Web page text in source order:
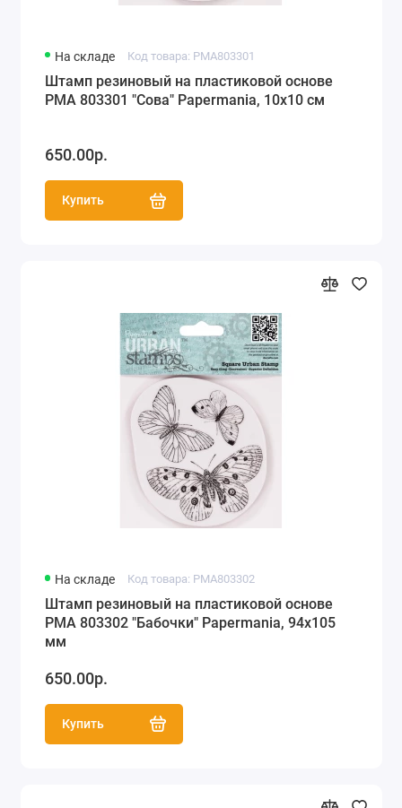
На складе Код товара: PMA803301
Штамп резиновый на пластиковой основе
PMA 803301 "Сова" Papermania, 10х10 см
650.00р.
Купить
На складе Код товара: PMA803302
Штамп резиновый на пластиковой основе
PMA 803302 "Бабочки" Papermania, 94х105
мм
650.00р.
Купить